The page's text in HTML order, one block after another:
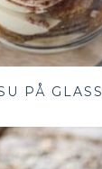
PÅ GLASS